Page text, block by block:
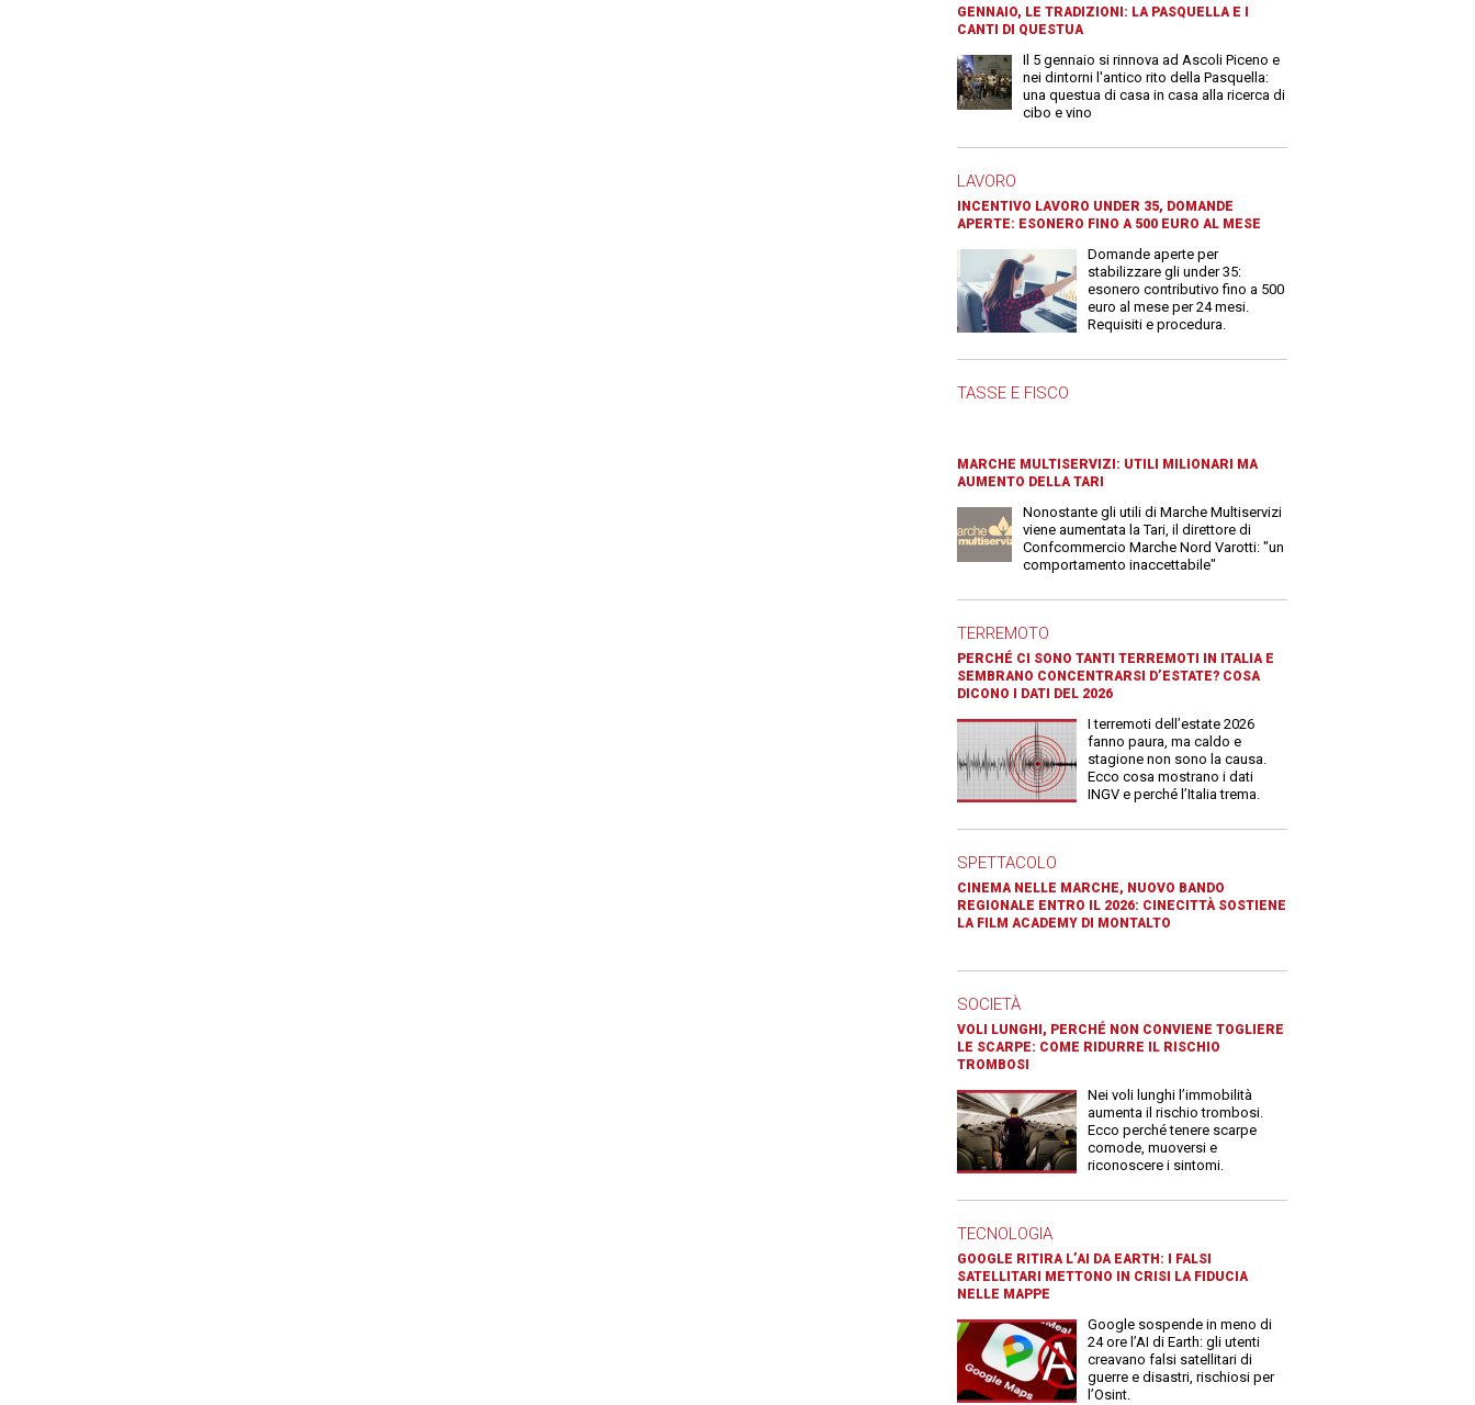
GENNAIO, LE TRADIZIONI: LA PASQUELLA E I
CANTI DI QUESTUA
Il 5 gennaio si rinnova ad Ascoli Piceno e
nei dintorni l'antico rito della Pasquella:
una questua di casa in casa alla ricerca di
cibo e vino
LAVORO
INCENTIVO LAVORO UNDER 35, DOMANDE
APERTE: ESONERO FINO A 500 EURO AL MESE
Domande aperte per
stabilizzare gli under 35:
esonero contributivo fino a 500
euro al mese per 24 mesi.
Requisiti e procedura.
TASSE E FISCO
MARCHE MULTISERVIZI: UTILI MILIONARI MA
AUMENTO DELLA TARI
Nonostante gli utili di Marche Multiservizi
viene aumentata la Tari, il direttore di
Confcommercio Marche Nord Varotti: "un
comportamento inaccettabile"
TERREMOTO
PERCHÉ CI SONO TANTI TERREMOTI IN ITALIA E
SEMBRANO CONCENTRARSI D’ESTATE? COSA
DICONO I DATI DEL 2026
I terremoti dell’estate 2026
fanno paura, ma caldo e
stagione non sono la causa.
Ecco cosa mostrano i dati
INGV e perché l’Italia trema.
SPETTACOLO
CINEMA NELLE MARCHE, NUOVO BANDO
REGIONALE ENTRO IL 2026: CINECITTÀ SOSTIENE
LA FILM ACADEMY DI MONTALTO
SOCIETÀ
VOLI LUNGHI, PERCHÉ NON CONVIENE TOGLIERE
LE SCARPE: COME RIDURRE IL RISCHIO
TROMBOSI
Nei voli lunghi l’immobilità
aumenta il rischio trombosi.
Ecco perché tenere scarpe
comode, muoversi e
riconoscere i sintomi.
TECNOLOGIA
GOOGLE RITIRA L’AI DA EARTH: I FALSI
SATELLITARI METTONO IN CRISI LA FIDUCIA
NELLE MAPPE
Google sospende in meno di
24 ore l’AI di Earth: gli utenti
creavano falsi satellitari di
guerre e disastri, rischiosi per
l’Osint.